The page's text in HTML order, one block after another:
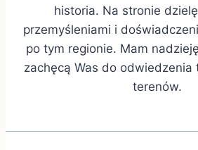
historia. Na stronie
przemyśleniami i
po tym regionie. Mam
zachęcą Was do odwiedzenia
terenów.